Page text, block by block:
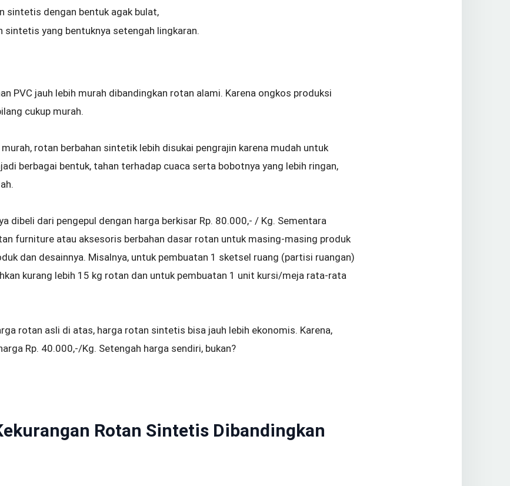
sintetis dengan bentuk agak bulat,
sintetis yang bentuknya setengah lingkaran.
PVC jauh lebih murah dibandingkan rotan alami. Karena ongkos produksi
cukup murah.
rotan berbahan sintetik lebih disukai pengrajin karena mudah untuk
berbagai bentuk, tahan terhadap cuaca serta bobotnya yang lebih ringan,
dibeli dari pengepul dengan harga berkisar Rp. 80.000,- / Kg. Sementara
furniture atau aksesoris berbahan dasar rotan untuk masing-masing produk
dan desainnya. Misalnya, untuk pembuatan 1 sketsel ruang (partisi ruangan)
kurang lebih 15 kg rotan dan untuk pembuatan 1 unit kursi/meja rata-rata
rotan asli di atas, harga rotan sintetis bisa jauh lebih ekonomis. Karena,
Rp. 40.000,-/Kg. Setengah harga sendiri, bukan?
Rotan Sintetis Dibandingkan